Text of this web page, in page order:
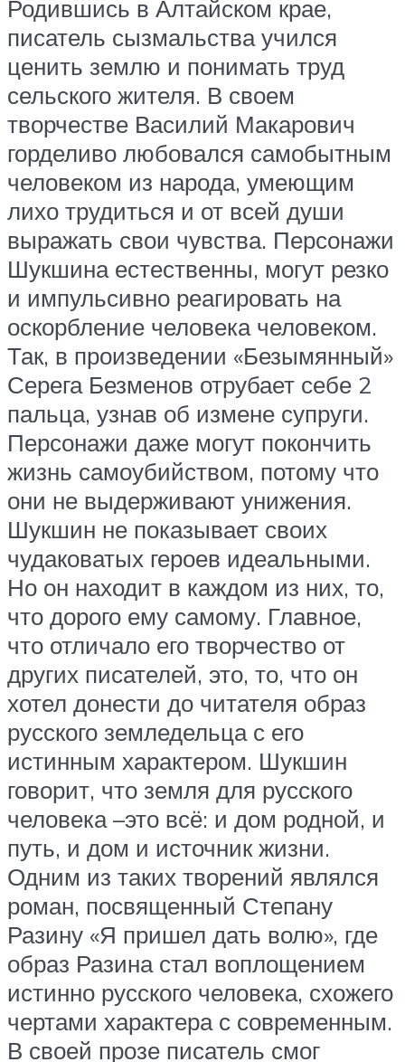
Родившись в Алтайском крае,
писатель сызмальства учился
ценить землю и понимать труд
сельского жителя. В своем
творчестве Василий Макарович
горделиво любовался самобытным
человеком из народа, умеющим
лихо трудиться и от всей души
выражать свои чувства. Персонажи
Шукшина естественны, могут резко
и импульсивно реагировать на
оскорбление человека человеком.
Так, в произведении «Безымянный»
Серега Безменов отрубает себе 2
пальца, узнав об измене супруги.
Персонажи даже могут покончить
жизнь самоубийством, потому что
они не выдерживают унижения.
Шукшин не показывает своих
чудаковатых героев идеальными.
Но он находит в каждом из них, то,
что дорого ему самому. Главное,
что отличало его творчество от
других писателей, это, то, что он
хотел донести до читателя образ
русского земледельца с его
истинным характером. Шукшин
говорит, что земля для русского
человека –это всё: и дом родной, и
путь, и дом и источник жизни.
Одним из таких творений являлся
роман, посвященный Степану
Разину «Я пришел дать волю», где
образ Разина стал воплощением
истинно русского человека, схожего
чертами характера с современным.
В своей прозе писатель смог